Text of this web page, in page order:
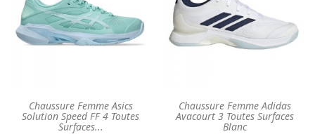
Chaussure Femme Asics
Solution Speed FF 4 Toutes
Surfaces...
Chaussure Femme Adidas
Avacourt 3 Toutes Surfaces
Blanc